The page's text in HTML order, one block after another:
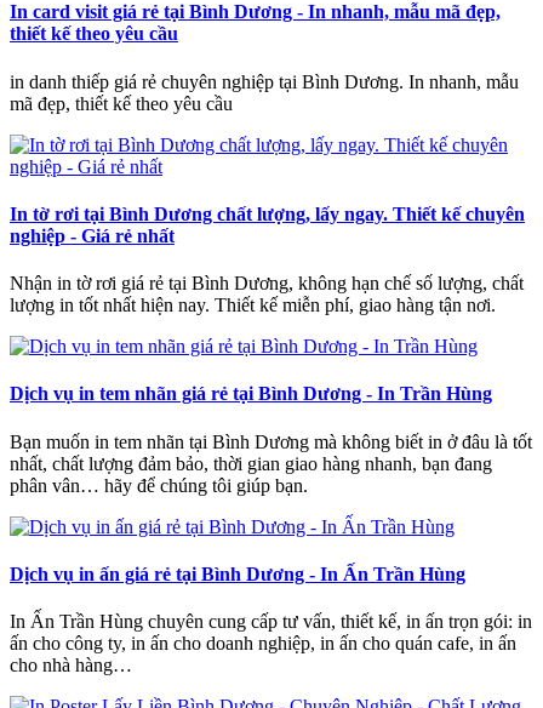
In card visit giá rẻ tại Bình Dương - In nhanh, mẫu mã đẹp,
thiết kế theo yêu cầu
in danh thiếp giá rẻ chuyên nghiệp tại Bình Dương. In nhanh, mẫu
mã đẹp, thiết kế theo yêu cầu
In tờ rơi tại Bình Dương chất lượng, lấy ngay. Thiết kế chuyên
nghiệp - Giá rẻ nhất
Nhận in tờ rơi giá rẻ tại Bình Dương, không hạn chế số lượng, chất
lượng in tốt nhất hiện nay. Thiết kế miễn phí, giao hàng tận nơi.
Dịch vụ in tem nhãn giá rẻ tại Bình Dương - In Trần Hùng
Bạn muốn in tem nhãn tại Bình Dương mà không biết in ở đâu là tốt
nhất, chất lượng đảm bảo, thời gian giao hàng nhanh, bạn đang
phân vân… hãy để chúng tôi giúp bạn.
Dịch vụ in ấn giá rẻ tại Bình Dương - In Ấn Trần Hùng
In Ấn Trần Hùng chuyên cung cấp tư vấn, thiết kế, in ấn trọn gói: in
ấn cho công ty, in ấn cho doanh nghiệp, in ấn cho quán cafe, in ấn
cho nhà hàng…